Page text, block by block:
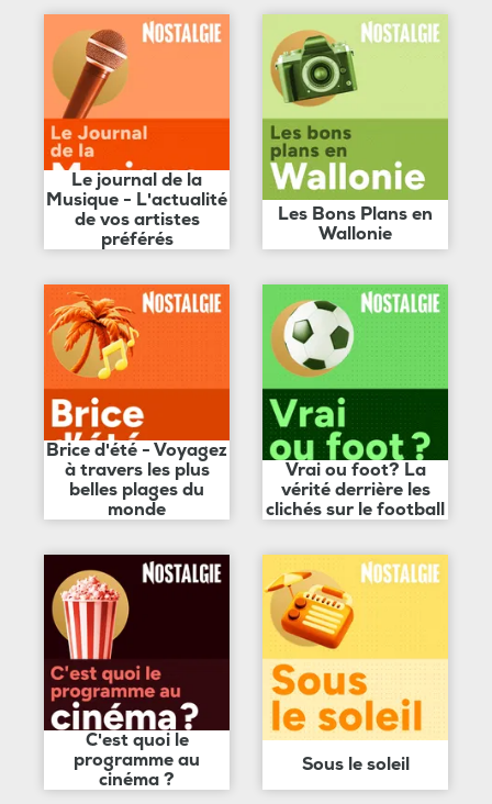
Le journal de la
Musique - L'actualité
de vos artistes
préférés
Les Bons Plans en
Wallonie
Brice d'été - Voyagez
à travers les plus
belles plages du
monde
Vrai ou foot? La
vérité derrière les
clichés sur le football
C'est quoi le
programme au
cinéma ?
Sous le soleil